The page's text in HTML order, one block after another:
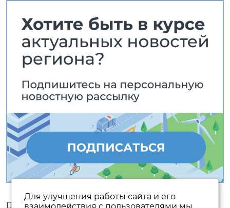
Пользовательское соглашение
Для улучшения работы сайта и его